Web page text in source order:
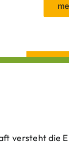
versteht die